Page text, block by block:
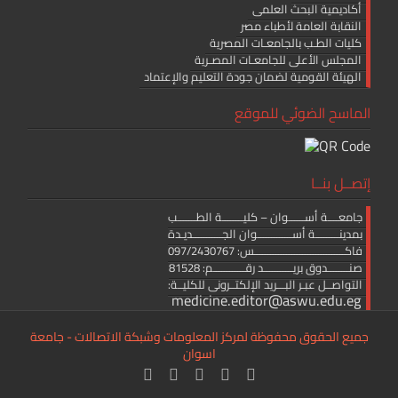
أكاديمية البحث العلمى
النقابة العامة لأطباء مصر
كليات الطـب بالجامعـات المصرية
المجلس الأعلى للجامعـات المصـرية
الهيئة القومية لضمان جودة التعليم والإعتماد
الماسح الضوئي للموقع
إتصــل بنــا
جامعــــة أســــــوان – كليــــــــة الطـــــــب
بمدينـــــــــة أســـــــــــــوان الجـــــــــــديـدة
فاكــــــــــــــــــــــــــــــــــس: 097/2430767
صنــــــــدوق بريـــــــــــد رقــــــــــــم: 81528
التواصــل عبـر البـــريد الإلكتــرونى للكليــة:
medicine.editor@aswu.edu.eg
جميع الحقوق محفوظة لمركز المعلومات وشبكة الاتصالات - جامعة
اسوان